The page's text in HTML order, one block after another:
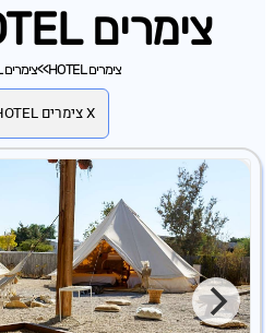
צימרים HOTEL בנגב
צימרים HOTEL >>צימרים HOTEL בנגב
X צימרים HOTEL בנגב